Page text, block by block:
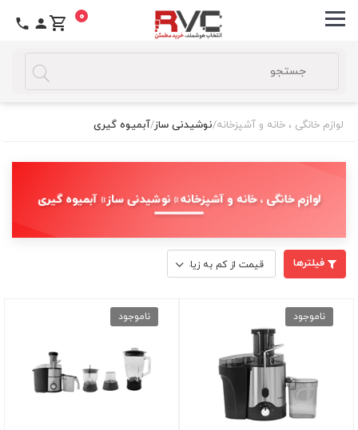
0
لوازم خانگی ، خانه و آشپزخانه/نوشیدنی ساز/آبمیوه گیری
لوازم خانگی ، خانه و آشپزخانه » نوشیدنی ساز » آبمیوه گیری
فیلترها
ناموجود ناموجود